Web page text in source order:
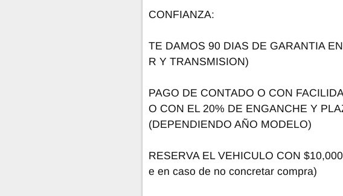
CONFIANZA:
TE DAMOS 90 DIAS DE GARANTIA
R Y TRANSMISION)
PAGO DE CONTADO O CON
O CON EL 20% DE ENGANCHE Y
(DEPENDIENDO AÑO MODELO)
RESERVA EL VEHICULO CON
e en caso de no concretar compra)